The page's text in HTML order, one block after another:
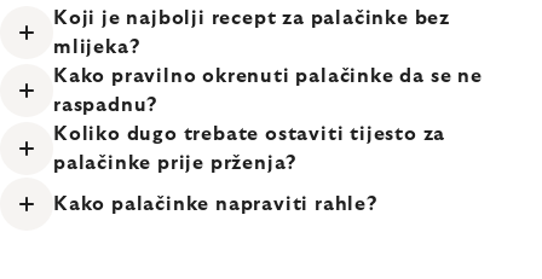
Koji je najbolji recept za palačinke bez
mlijeka?
Kako pravilno okrenuti palačinke da se ne
raspadnu?
Koliko dugo trebate ostaviti tijesto za
palačinke prije prženja?
Kako palačinke napraviti rahle?